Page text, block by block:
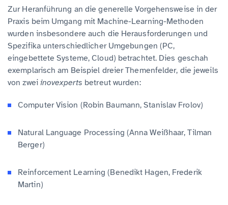
Zur Heranführung an die generelle Vorgehensweise in der
Praxis beim Umgang mit Machine-Learning-Methoden
wurden insbesondere auch die Herausforderungen und
Spezifika unterschiedlicher Umgebungen (PC,
eingebettete Systeme, Cloud) betrachtet. Dies geschah
exemplarisch am Beispiel dreier Themenfelder, die jeweils
von zwei inovexperts betreut wurden:
Computer Vision (Robin Baumann, Stanislav Frolov)
Natural Language Processing (Anna Weißhaar, Tilman
Berger)
Reinforcement Learning (Benedikt Hagen, Frederik
Martin)